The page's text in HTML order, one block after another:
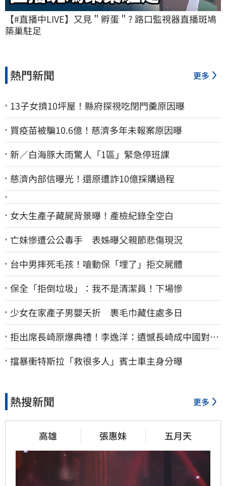
【#直播中LIVE】又見＂孵蛋＂? 路口監視器直播斑鳩
築巢駐足
熱門新聞 更多
13子女擠10坪屋！縣府探視吃閉門羹原因曝
買疫苗被騙10.6億！慈濟多年未報案原因曝
新／白海豚大雨驚人「1區」緊急停班課
慈濟內部信曝光！還原遭詐10億採購過程
女大生產子藏屍背景曝！產檢紀錄全空白
亡妹慘遭公公毒手 表姊曝父親節悲傷現況
台中男摔死毛孩！嗆動保「埋了」拒交屍體
保全「拒倒垃圾」：我不是清潔員！下場慘
少女在家產子男嬰夭折 裹毛巾藏住處多日
拒出席長崎原爆典禮！李逸洋：遺憾長崎成中國對台
實施法律戰的執行工具
擋暴衝特斯拉「救很多人」賓士車主身分曝
熱搜新聞 更多
高雄 張惠妹 五月天